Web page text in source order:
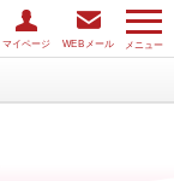
メニュー
マイページ WEBメール